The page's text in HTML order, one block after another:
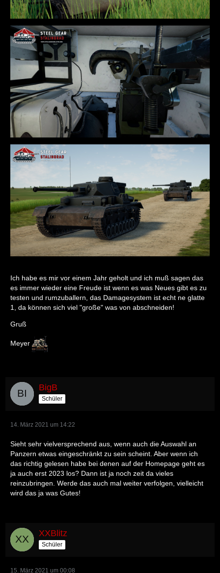
Ich habe es mir vor einem Jahr geholt und ich muß sagen das
es immer wieder eine Freude ist wenn es was Neues gibt es zu
testen und rumzuballern, das Damagesystem ist echt ne glatte
1, da können sich viel "große" was von abschneiden!
Gruß
Meyer
BigB
Schüler
14. März 2021 um 14:22
Sieht sehr vielversprechend aus, wenn auch die Auswahl an
Panzern etwas eingeschränkt zu sein scheint. Aber wenn ich
das richtig gelesen habe bei denen auf der Homepage geht es
ja auch erst 2023 los? Dann ist ja noch zeit da vieles
reinzubringen. Werde das auch mal weiter verfolgen, vielleicht
wird das ja was Gutes!
XXBlitz
Schüler
15. März 2021 um 00:08